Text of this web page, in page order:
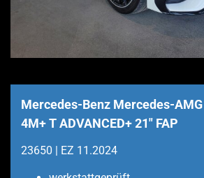
Mercedes-Benz Mercedes-AMG
4M+ T ADVANCED+ 21″ FAP
23650 | EZ 11.2024